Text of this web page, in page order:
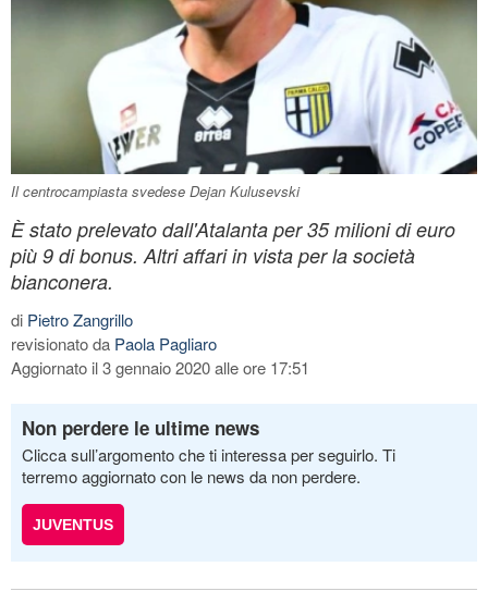
Il centrocampiasta svedese Dejan Kulusevski
È stato prelevato dall'Atalanta per 35 milioni di euro
più 9 di bonus. Altri affari in vista per la società
bianconera.
di Pietro Zangrillo
revisionato da Paola Pagliaro
Aggiornato il 3 gennaio 2020 alle ore 17:51
Non perdere le ultime news
Clicca sull’argomento che ti interessa per seguirlo. Ti
terremo aggiornato con le news da non perdere.
JUVENTUS